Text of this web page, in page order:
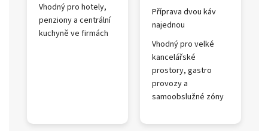
Vhodný pro hotely,
penziony a centrální
kuchyně ve firmách
Příprava dvou káv
najednou
Vhodný pro velké
kancelářské
prostory, gastro
provozy a
samoobslužné zóny